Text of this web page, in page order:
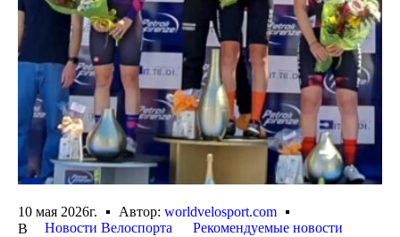
10 мая 2026г. Автор: worldvelosport.com
В
Новости Велоспорта Рекомендуемые новости